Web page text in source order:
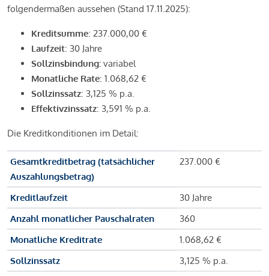
folgendermaßen aussehen (Stand 17.11.2025):
Kreditsumme: 237.000,00 €
Laufzeit: 30 Jahre
Sollzinsbindung: variabel
Monatliche Rate: 1.068,62 €
Sollzinssatz: 3,125 % p.a.
Effektivzinssatz: 3,591 % p.a.
Die Kreditkonditionen im Detail:
Gesamtkreditbetrag (tatsächlicher
Auszahlungsbetrag)
237.000 €
Kreditlaufzeit
30 Jahre
Anzahl monatlicher Pauschalraten
360
Monatliche Kreditrate
1.068,62 €
Sollzinssatz
3,125 % p.a.